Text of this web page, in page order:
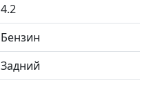
4.2
Бензин
Задний